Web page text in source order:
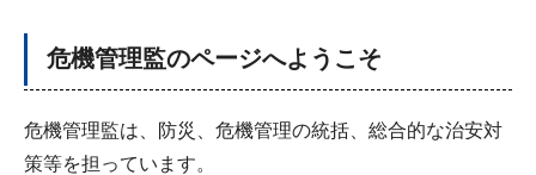
危機管理監のページへようこそ
危機管理監は、防災、危機管理の統括、総合的な治安対
策等を担っています。